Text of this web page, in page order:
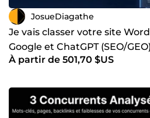
JosueDiagathe
Je vais classer votre site
Google et ChatGPT (SEO/GEO)
À partir de 501,70 $US